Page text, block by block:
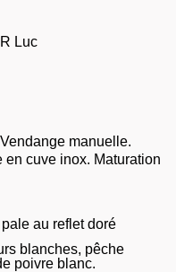
Luc
manuelle.
en cuve inox. Maturation
au reflet doré
blanches, pêche
poivre blanc.